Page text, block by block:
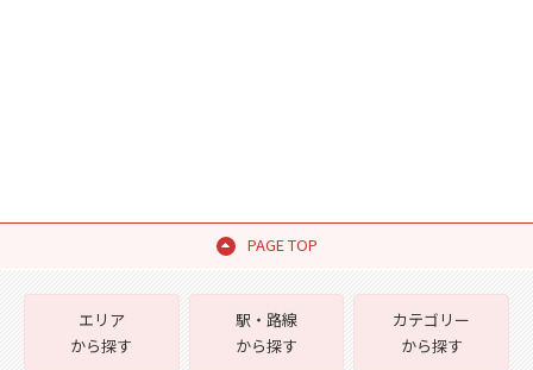
PAGE TOP
エリア
から探す
駅・路線
から探す
カテゴリー
から探す